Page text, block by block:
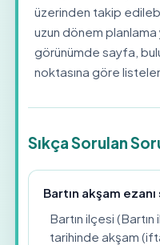
üzerinden takip
uzun dönem
görünümde sayfa,
noktasına göre
Sıkça Sorulan
Bartın akşam
Bartın ilçesi
tarihinde akşam